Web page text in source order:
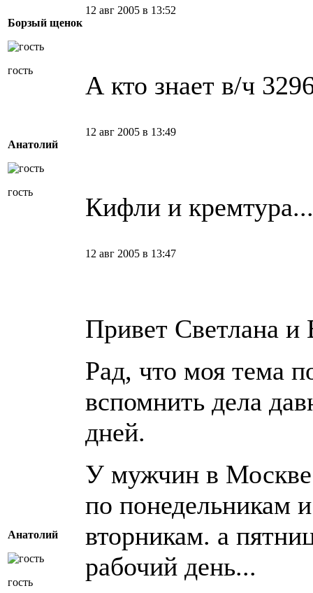
Борзый щенок
гость
12 авг 2005 в 13:52
А кто знает в/ч
Анатолий
гость
12 авг 2005 в 13:49
Кифли и кремтура...
Анатолий
гость
12 авг 2005 в 13:47
Привет Светлана
Рад, что моя тема
вспомнить дела
дней.
У мужчин в
по понедельникам
вторникам. а
рабочий день...